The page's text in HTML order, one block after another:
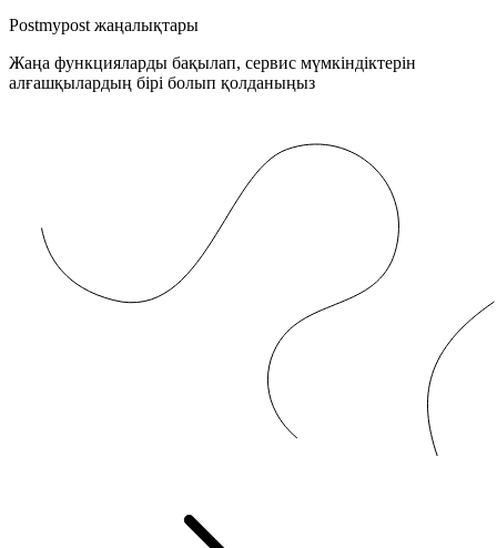
Postmypost жаңалықтары
Жаңа функцияларды бақылап, сервис мүмкіндіктерін
алғашқылардың бірі болып қолданыңыз